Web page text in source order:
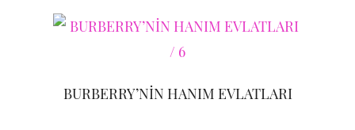
BURBERRY’NİN HANIM EVLATLARI